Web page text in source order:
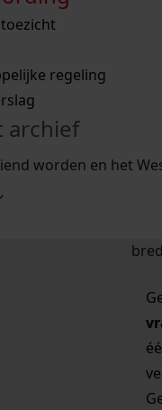
weg met een aantal
weg met een aantal
regeling
archief
worden en het
zoektips
uw